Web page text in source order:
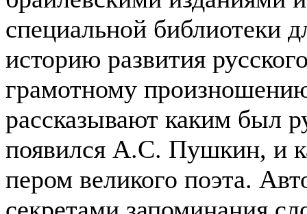
специальной библиотеки
историю развития
грамотному
рассказывают каким был
появился А.С. Пушкин, и
пером великого поэта.